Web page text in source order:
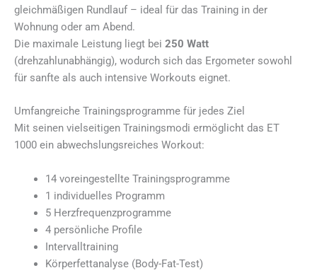
gleichmäßigen Rundlauf – ideal für das Training in der
Wohnung oder am Abend.
Die maximale Leistung liegt bei 250 Watt
(drehzahlunabhängig), wodurch sich das Ergometer sowohl
für sanfte als auch intensive Workouts eignet.
Umfangreiche Trainingsprogramme für jedes Ziel
Mit seinen vielseitigen Trainingsmodi ermöglicht das ET
1000 ein abwechslungsreiches Workout:
14 voreingestellte Trainingsprogramme
1 individuelles Programm
5 Herzfrequenzprogramme
4 persönliche Profile
Intervalltraining
Körperfettanalyse (Body-Fat-Test)